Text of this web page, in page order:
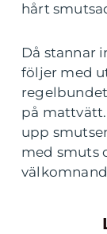
hårt
Då stannar
följer med
på
upp
med smuts